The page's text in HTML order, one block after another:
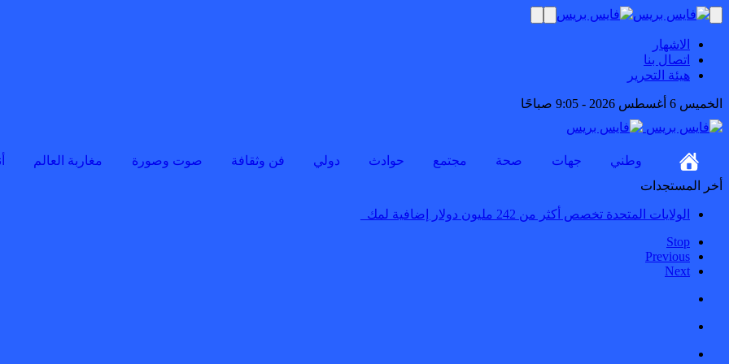
الاشهار
اتصال بنا
هيئة التحرير
الخميس 6 أغسطس 2026 - 9:05 صباحًا
وطني جهات صحة مجتمع حوادث دولي فن وثقافة صوت وصورة مغاربة العالم
أخر المستجدات
الولايات المتحدة تخصص أكثر من 242 مليون دولار إضافية لمكافحة إيبولا _
Stop
Previous
Next